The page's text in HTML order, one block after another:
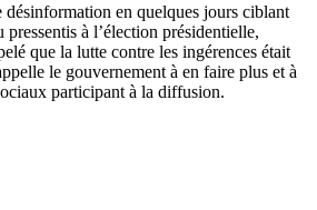
désinformation en quelques jours ciblant
pressentis à l’élection présidentielle,
que la lutte contre les ingérences était
le gouvernement à en faire plus et à
participant à la diffusion.